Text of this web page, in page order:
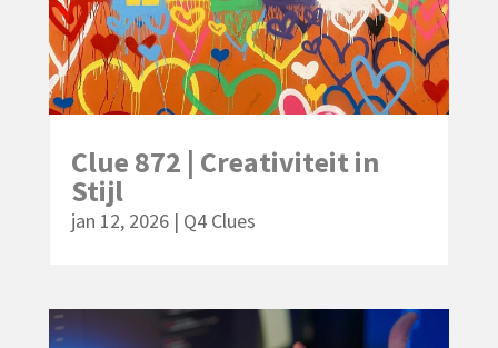
Clue 872 | Creativiteit in
Stijl
jan 12, 2026| Q4 Clues